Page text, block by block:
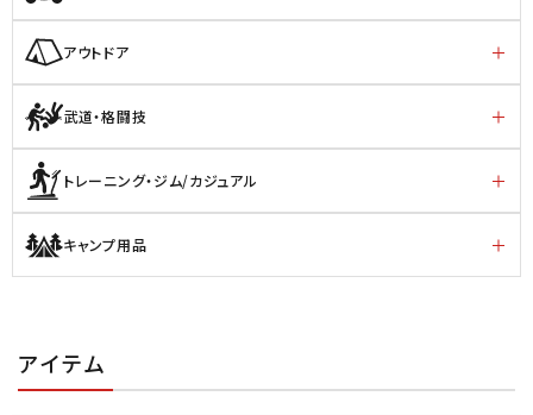
アウトドア
武道・格闘技
トレーニング・ジム/カジュアル
キャンプ用品
アイテム